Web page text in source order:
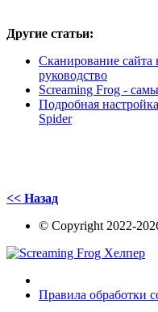
Другие статьи:
Сканирование сайта
руководство
Screaming Frog -
Подробная
Spider
<< Назад
© Copyright 2022-
Правила обработки